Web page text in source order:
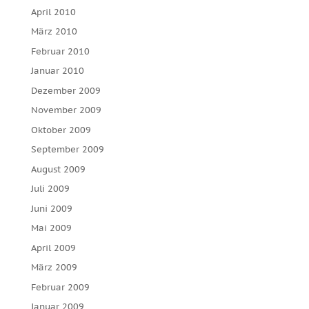
April 2010
März 2010
Februar 2010
Januar 2010
Dezember 2009
November 2009
Oktober 2009
September 2009
August 2009
Juli 2009
Juni 2009
Mai 2009
April 2009
März 2009
Februar 2009